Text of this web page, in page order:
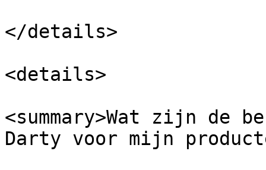
</details>
<details>
<summary>Wat zijn de
Darty voor mijn